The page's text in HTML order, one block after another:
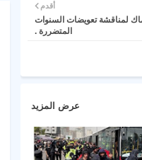
أقدم
لمناقشة تعويضات السنوات
المتضررة .
عرض المزيد